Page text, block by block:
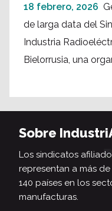
18 febrero, 2026
de larga data del
Industria
Bielorrusia, una
Sobre
Los sindicatos
representan a más
140 países en los
manufacturas.